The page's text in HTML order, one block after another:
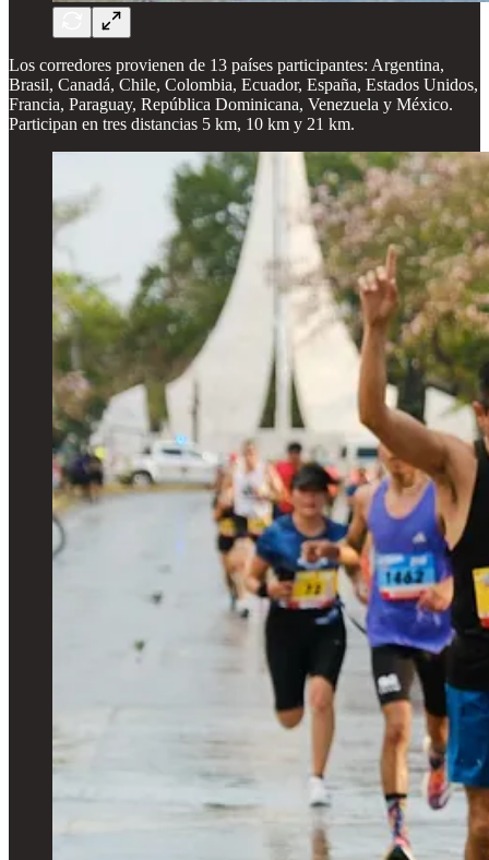
Los corredores provienen de 13 países participantes: Argentina,
Brasil, Canadá, Chile, Colombia, Ecuador, España, Estados Unidos,
Francia, Paraguay, República Dominicana, Venezuela y México.
Participan en tres distancias 5 km, 10 km y 21 km.